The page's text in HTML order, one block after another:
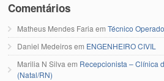
Comentários
Matheus Mendes Faria emTécnico
Daniel Medeirosem ENGENHEIRO CIVIL
Marilia N Silva em Recepcionista – Clínica
(Natal/RN)